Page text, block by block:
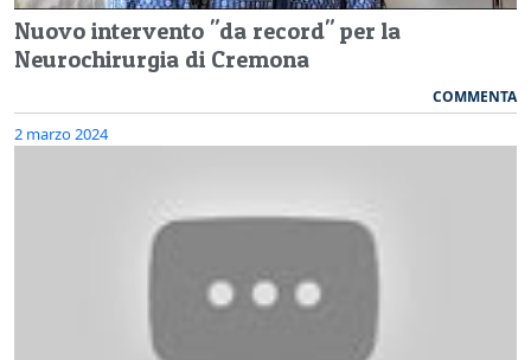
Nuovo intervento "da record" per la
Neurochirurgia di Cremona
COMMENTA
2 marzo 2024